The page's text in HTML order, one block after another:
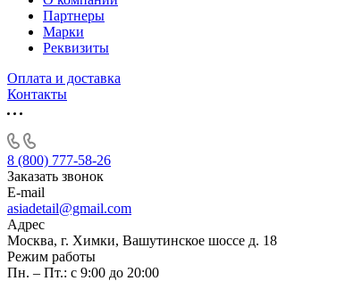
Партнеры
Марки
Реквизиты
Оплата и доставка
Контакты
8 (800) 777-58-26
Заказать звонок
E-mail
asiadetail@gmail.com
Адрес
Москва, г. Химки, Вашутинское шоссе д. 18
Режим работы
Пн. – Пт.: с 9:00 до 20:00